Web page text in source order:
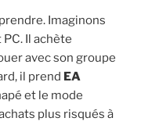
Imaginons
Il achète
avec son groupe
il prend EA
et le mode
plus risqués à